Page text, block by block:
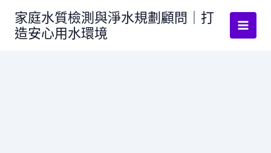
家庭水質檢測與淨水規劃顧問｜打
造安心用水環境